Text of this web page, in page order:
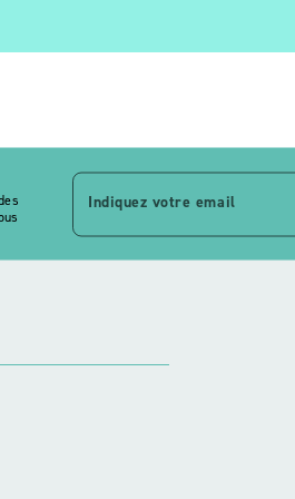
Indiquez votre email